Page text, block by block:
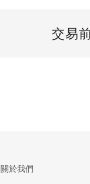
交易
關於我們